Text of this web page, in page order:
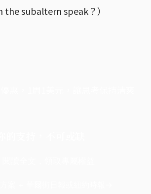
the subaltern speak？）